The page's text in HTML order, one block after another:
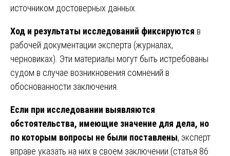
источником достоверных данных.
Ход и результаты исследований фиксируются в
рабочей документации эксперта (журналах,
черновиках). Эти материалы могут быть истребованы
судом в случае возникновения сомнений в
обоснованности заключения.
Если при исследовании выявляются
обстоятельства, имеющие значение для дела, но
по которым вопросы не были поставлены, эксперт
вправе указать на них в своем заключении (статья 86